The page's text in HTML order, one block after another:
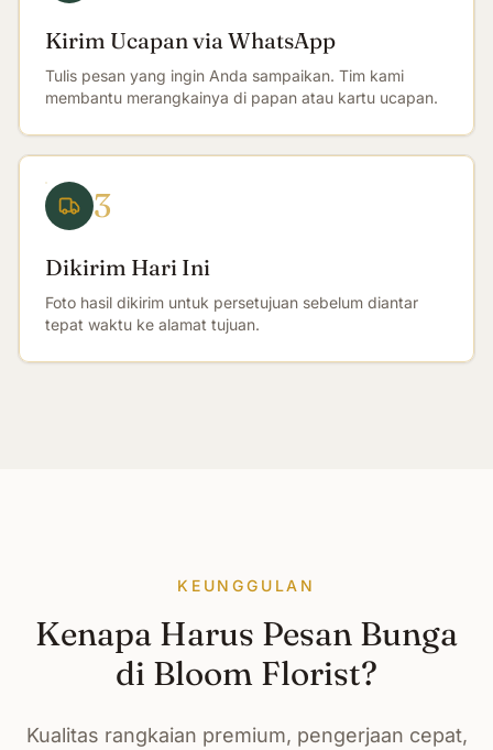
Kirim Ucapan via WhatsApp
Tulis pesan yang ingin Anda sampaikan. Tim kami
membantu merangkainya di papan atau kartu ucapan.
3
Dikirim Hari Ini
Foto hasil dikirim untuk persetujuan sebelum diantar
tepat waktu ke alamat tujuan.
KEUNGGULAN
Kenapa Harus Pesan Bunga
di Bloom Florist?
Kualitas rangkaian premium, pengerjaan cepat,